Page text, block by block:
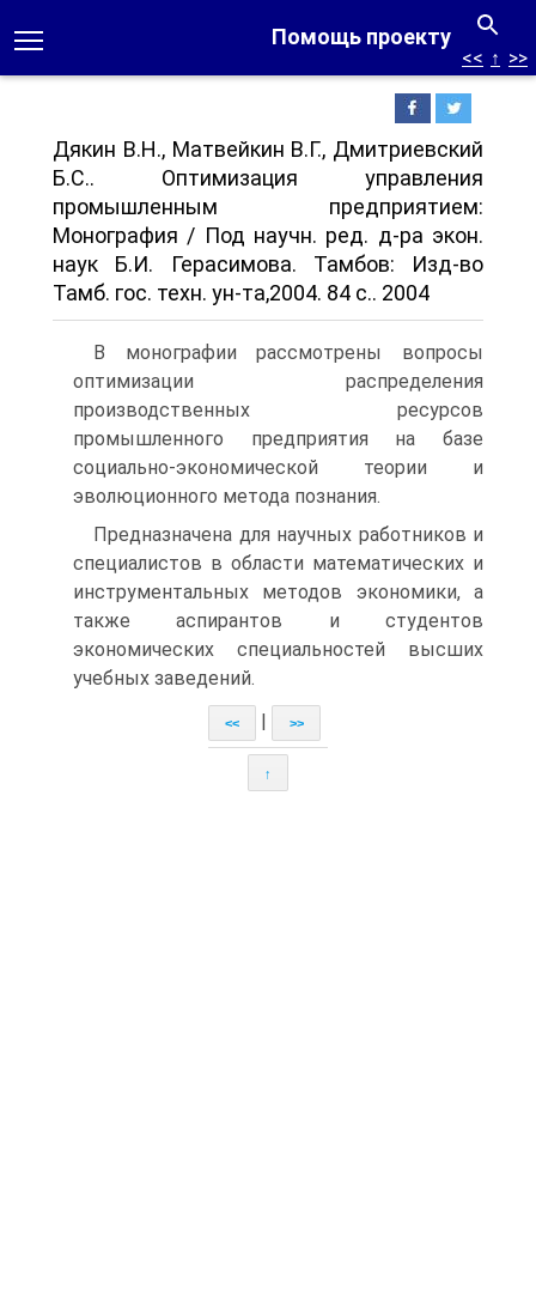
Помощь проекту
<< ↑ >>
Дякин В.Н., Матвейкин В.Г., Дмитриевский
Б.С.. Оптимизация управления
промышленным предприятием:
Монография / Под научн. ред. д-ра экон.
наук Б.И. Герасимова. Тамбов: Изд-во
Тамб. гос. техн. ун-та,2004. 84 с.. 2004
В монографии рассмотрены вопросы
оптимизации распределения
производственных ресурсов
промышленного предприятия на базе
социально-экономической теории и
эволюционного метода познания.
Предназначена для научных работников и
специалистов в области математических и
инструментальных методов экономики, а
также аспирантов и студентов
экономических специальностей высших
учебных заведений.
<< >>
↑